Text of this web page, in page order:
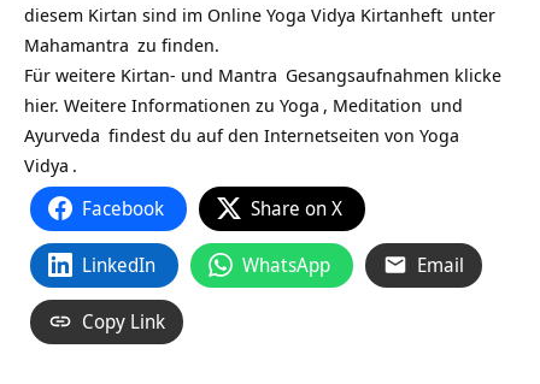
diesem Kirtan sind im Online Yoga Vidya Kirtanheft unter
Mahamantra zu finden.
Für weitere Kirtan- und Mantra Gesangsaufnahmen klicke
hier. Weitere Informationen zu Yoga , Meditation und
Ayurveda findest du auf den Internetseiten von Yoga
Vidya .
Facebook Share on X
LinkedIn WhatsApp Email
Copy Link